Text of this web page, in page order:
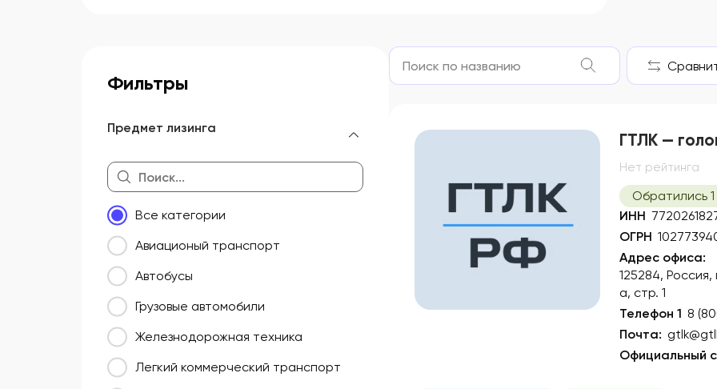
Фильтры
Предмет лизинга
Все категории
Авиационый транспорт
Автобусы
Грузовые автомобили
Железнодорожная техника
Легкий коммерческий транспорт
ГТЛК —
Нет рейтинга
Обратились
ИНН
ОГРН
Адрес офиса:
125284,
а, стр. 1
Телефон 1 8
Почта:
Официальный